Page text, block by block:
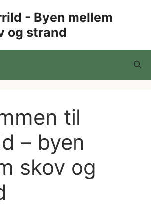
- Byen mellem
og strand
til
– byen
skov og